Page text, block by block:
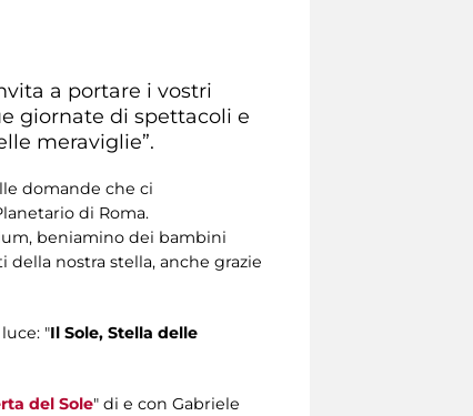
a portare i vostri
giornate di spettacoli e
meraviglie”.
domande che ci
di Roma.
beniamino dei bambini
nostra stella, anche grazie
"Il Sole, Stella delle
del Sole" di e con Gabriele